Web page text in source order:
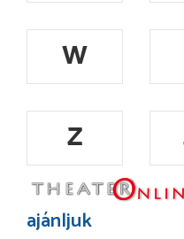
W
Z
ajánljuk